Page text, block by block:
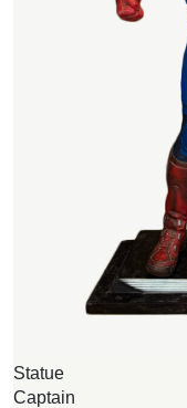
Statue
Captain